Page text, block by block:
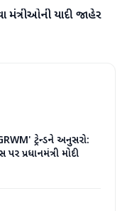
મંત્રીઓની યાદી જાહેર
ટ્રેન્ડને અનુસરો:
પર પ્રધાનમંત્રી મોદી